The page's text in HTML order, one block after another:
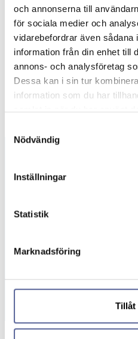
och annonserna till
för sociala medier och
vidarebefordrar även sådana
information från din enhet till
annons- och analysföretag
Dessa kan i sin tur
information som du har
samlat in när du har använt
Nödvändig
Inställningar
Statistik
Marknadsföring
Tillåt
kostnadsfritt.